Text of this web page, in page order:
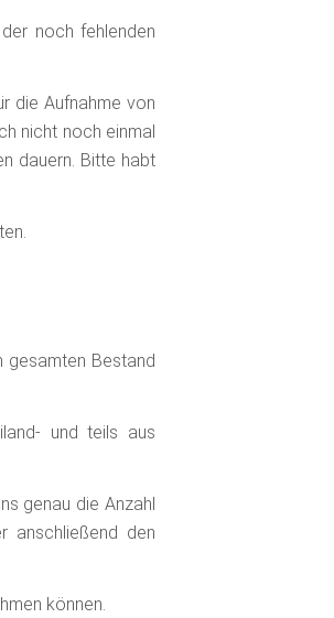
noch fehlenden
die Aufnahme von
nicht noch einmal
dauern. Bitte habt
gesamten Bestand
und teils aus
genau die Anzahl
anschließend den
können.